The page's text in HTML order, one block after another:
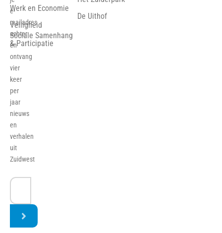
e-
mailadres
achter
en
ontvang
vier
keer
per
jaar
nieuws
en
verhalen
uit
Zuidwest
Werk en Economie
Veiligheid
Sociale Samenhang
& Participatie
De Uithof